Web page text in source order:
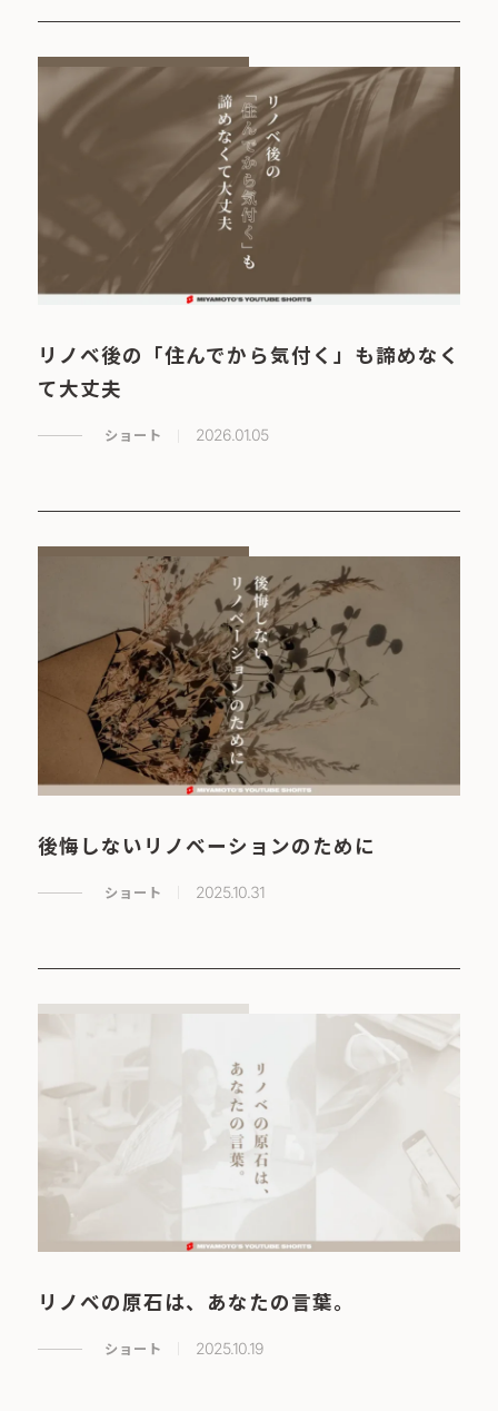
リノベ後の「住んでから気付く」も諦めなく
て大丈夫
ショート 2026.01.05
後悔しないリノベーションのために
ショート 2025.10.31
リノベの原石は、あなたの言葉。
ショート 2025.10.19